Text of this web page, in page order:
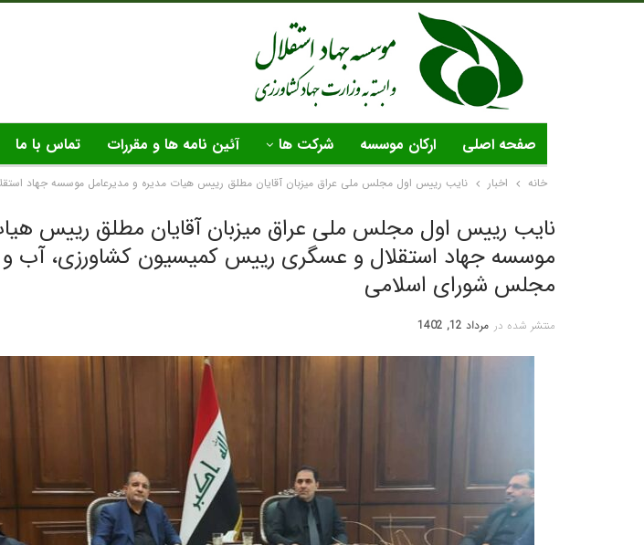
صفحه اصلی ارکان موسسه شرکت ها آئین نامه ها و مقررات تماس با ما
خانه اخبار نایب رییس اول مجلس ملی عراق میزبان آقایان مطلق رییس هیات مدیره و مدیرعامل موسسه جهاد
نایب رییس اول مجلس ملی عراق میزبان آقایان مطلق رییس
موسسه جهاد استقلال و عسگری رییس کمیسیون کشاورزی، آب و
مجلس شورای اسلامی
منتشر شده در مرداد 12, 1402